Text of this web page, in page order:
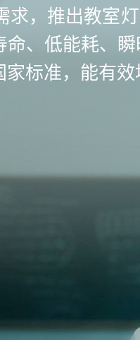
求，推出教室
、低能耗、
标准，能有效